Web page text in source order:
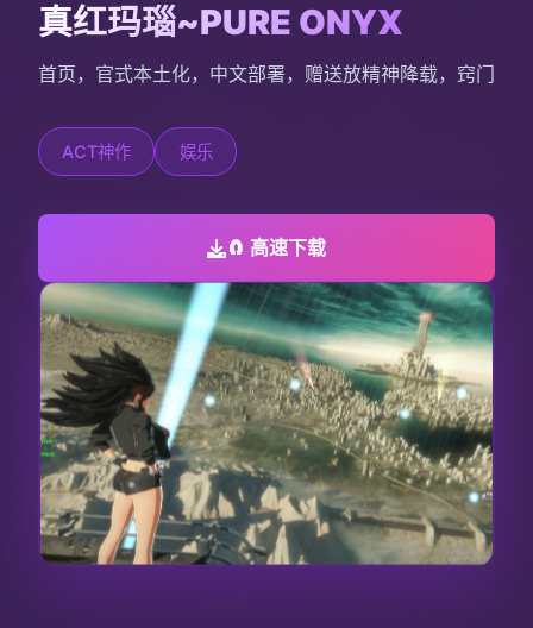
真红玛瑙~PURE ONYX
首页，官式本土化，中文部署，赠送放精神降载，窍门
ACT神作 娱乐
🧲 高速下载